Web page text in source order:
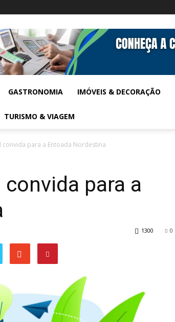
GASTRONOMIA IMÓVEIS & DECORAÇÃO
TURISMO & VIAGEM
convida para a Entoada Nordestina
para a
0
1300